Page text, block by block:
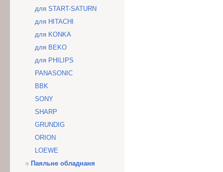
для START-SATURN
для HITACHI
для KONKA
для BEKO
для PHILIPS
PANASONIC
BBK
SONY
SHARP
GRUNDIG
ORION
LOEWE
Паяльне обладнаня